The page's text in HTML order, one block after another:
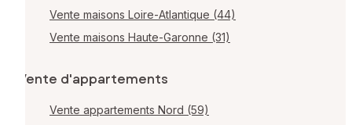
Vente maisons Loire-Atlantique (44)
Vente maisons Haute-Garonne (31)
Vente d'appartements
Vente appartements Nord (59)